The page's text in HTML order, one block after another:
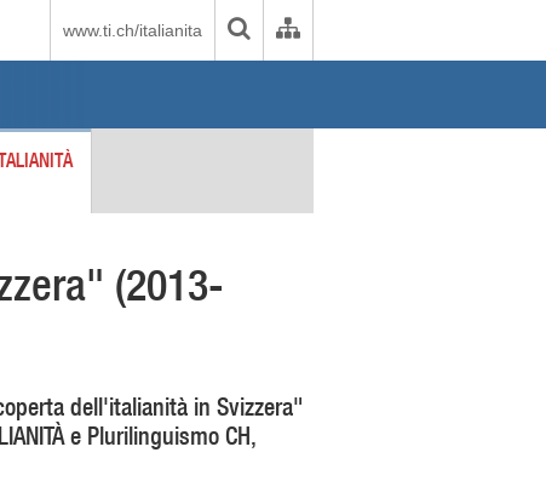
www.ti.ch/italianita
(2013-
dell'italianità in Svizzera"
e Plurilinguismo CH,